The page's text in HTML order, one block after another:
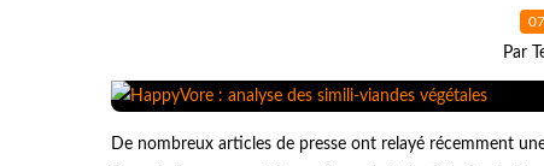
Par
De nombreux articles de presse ont relayé récemment